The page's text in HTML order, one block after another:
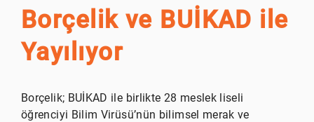
Borçelik ve BUİKAD ile
Yayılıyor
Borçelik; BUİKAD ile birlikte 28 meslek liseli
öğrenciyi Bilim Virüsü’nün bilimsel merak ve